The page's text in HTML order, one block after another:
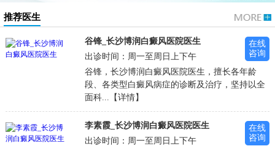
推荐医生
谷锋_长沙博润白癜风医院医生
出诊时间：周一至周日上下午
在线
咨询
谷锋，长沙博润白癜风医院医生，擅长各年龄
段、各类型白癜风病症的诊断及治疗，坚持以全
面科...【详情】
李素霞_长沙博润白癜风医院医生
出诊时间：周一至周日上下午
在线
咨询